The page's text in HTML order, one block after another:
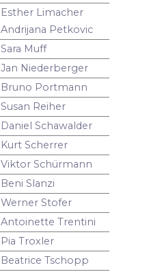
Esther Limacher
Andrijana Petkovic
Sara Muff
Jan Niederberger
Bruno Portmann
Susan Reiher
Daniel Schawalder
Kurt Scherrer
Viktor Schürmann
Beni Slanzi
Werner Stofer
Antoinette Trentini
Pia Troxler
Beatrice Tschopp